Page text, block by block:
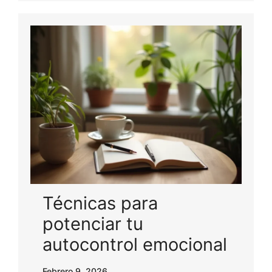
Técnicas para
potenciar tu
autocontrol emocional